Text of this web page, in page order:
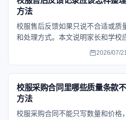
方法
校服售后反馈如果只说不合适或质
和处理方式。本文说明家长和学校
题位置和发现时间，让售后沟通更
2026/07/
校服采购合同里哪些质量条款
方法
校服采购合同不能只写数量和价格